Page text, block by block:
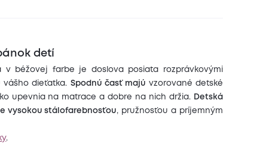
detí
v béžovej farbe je doslova posiata rozprávkovými
vášho dieťatka. Spodnú časť majú vzorované detské
upevnia na matrace a dobre na nich držia.
Detská
vysokou stálofarebnosťou, pružnosťou a príjemným
.